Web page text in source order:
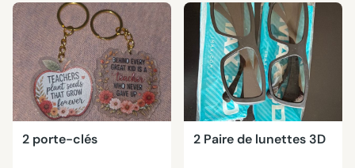
2 porte-clés 2 Paire de lunettes 3D